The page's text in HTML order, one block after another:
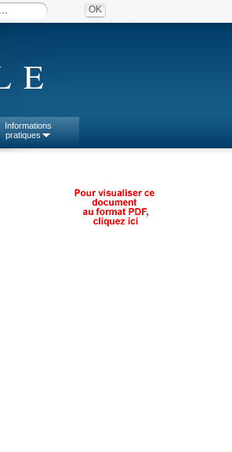
Informations
pratiques